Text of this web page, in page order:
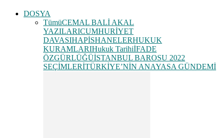
DOSYA
TümüCEMAL BALİ AKAL
YAZILARICUMHURİYET
DAVASIHAPİSHANELERHUKUK
KURAMLARIHukuk TarihiİFADE
ÖZGÜRLÜĞÜİSTANBUL BAROSU 2022
SEÇİMLERİTÜRKİYE’NİN ANAYASA GÜNDEMİ